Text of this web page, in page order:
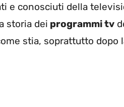
e conosciuti della
storia dei programmi tv
stia, soprattutto dopo